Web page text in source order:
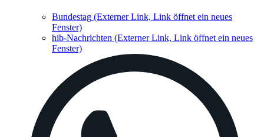
Bundestag (Externer Link, Link öffnet ein neues
Fenster)
hib-Nachrichten (Externer Link, Link öffnet ein neues
Fenster)